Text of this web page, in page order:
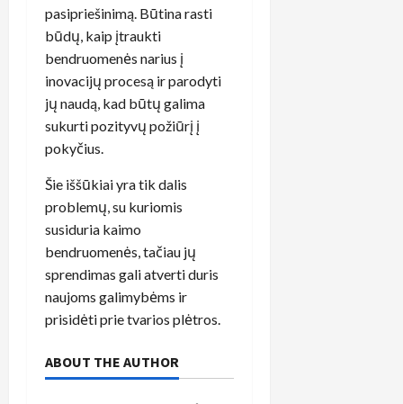
pasipriešinimą. Būtina rasti
būdų, kaip įtraukti
bendruomenės narius į
inovacijų procesą ir parodyti
jų naudą, kad būtų galima
sukurti pozityvų požiūrį į
pokyčius.
Šie iššūkiai yra tik dalis
problemų, su kuriomis
susiduria kaimo
bendruomenės, tačiau jų
sprendimas gali atverti duris
naujoms galimybėms ir
prisidėti prie tvarios plėtros.
ABOUT THE AUTHOR